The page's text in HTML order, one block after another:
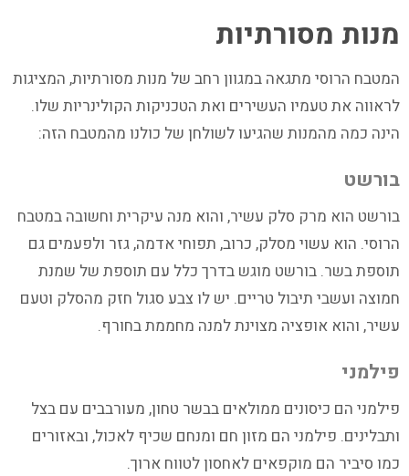
מנות מסורתיות
המטבח הרוסי מתגאה במגוון רחב של מנות מסורתיות, המציגות
לראווה את טעמיו העשירים ואת הטכניקות הקולינריות שלו.
הינה כמה מהמנות שהגיעו לשולחן של כולנו מהמטבח הזה:
בורשט
בורשט הוא מרק סלק עשיר, והוא מנה עיקרית וחשובה במטבח
הרוסי. הוא עשוי מסלק, כרוב, תפוחי אדמה, גזר ולפעמים גם
תוספת בשר. בורשט מוגש בדרך כלל עם תוספת של שמנת
חמוצה ועשבי תיבול טריים. יש לו צבע סגול חזק מהסלק וטעם
עשיר, והוא אופציה מצוינת למנה מחממת בחורף.
פילמני
פילמני הם כיסונים ממולאים בבשר טחון, מעורבבים עם בצל
ותבלינים. פילמני הם מזון חם ומנחם שכיף לאכול, ובאזורים
כמו סיביר הם מוקפאים לאחסון לטווח ארוך.